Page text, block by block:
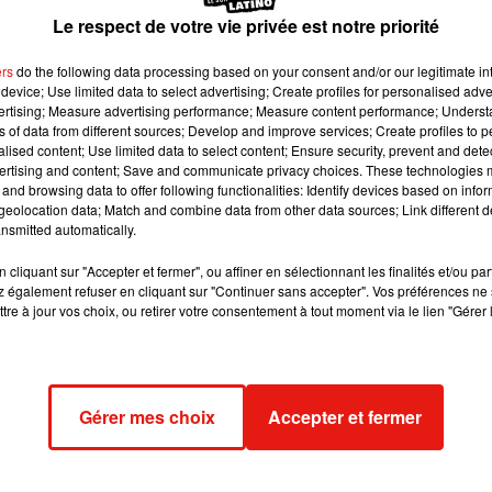
expérimental. Une nouvelle phase de tests sera
lancée.
Common Wikimedia
Nombreux sont les utilisateurs de deux-roues qui le
depuis 2016 en Ile-de-France et dans plusieurs
a décidé il y a cinq ans d’autoriser la circulation interfiles
pratique est entrée dans les moeurs. L’objectif de
légaliser la circulation entre deux files pour les deux-roues.
135 euros d’amende et trois points en moins si les forces
précisé qu’une nouvelle expérimentation va être
à d’autres zones. En attendant, les usagers franciliens
plus circuler en interfiles.
Le respect de votre vie privée est notre priorité
do the following data processing based on your consent and/or our legitimate
Use limited data to select advertising; Create profiles for personalised
Measure advertising performance; Measure content performance;
of data from different sources; Develop and improve services; Create profiles to
content; Use limited data to select content; Ensure security, prevent and
and content; Save and communicate privacy choices. These technologies
browsing data to offer following functionalities: Identify devices based on
data; Match and combine data from other data sources; Link different
automatically.
cliquant sur "Accepter et fermer", ou affiner en sélectionnant les finalités et/ou
également refuser en cliquant sur "Continuer sans accepter". Vos préférences
à jour vos choix, ou retirer votre consentement à tout moment via le lien
Gérer mes choix Accepter et fermer